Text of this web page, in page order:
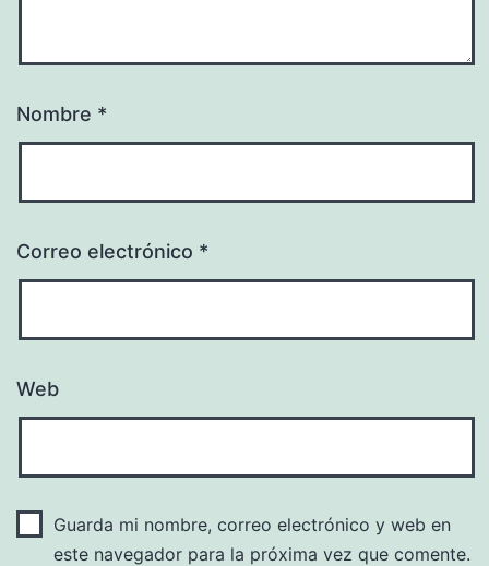
Nombre *
Correo electrónico *
Web
Guarda mi nombre, correo electrónico y web en
este navegador para la próxima vez que comente.